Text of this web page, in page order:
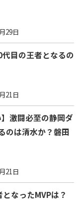
29日
代目の王者となるの
21日
激闘必至の静岡ダ
のは清水か？磐田
21日
なったMVPは？